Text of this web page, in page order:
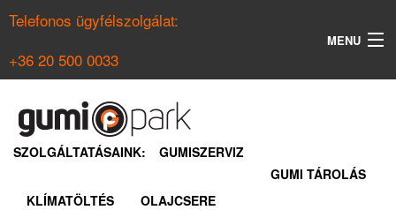
Telefonos ügyfélszolgálat:
+36 20 500 0033
MENU
NYÁRI GUMI KERESŐ
SZOLGÁLTATÁSAINK:
GUMISZERVIZ
GUMI TÁROLÁS
KLÍMATÖLTÉS
OLAJCSERE